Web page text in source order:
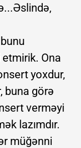
Ona
yoxdur,
buna görə
verməyi
lazımdır.
müğənni